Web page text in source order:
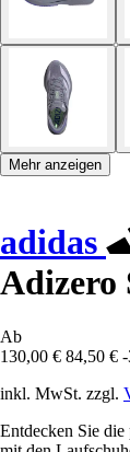
Mehr anzeigen
adidas
Adizero
Ab
130,00 € 84,50 €
inkl. MwSt. zzgl.
Entdecken Sie